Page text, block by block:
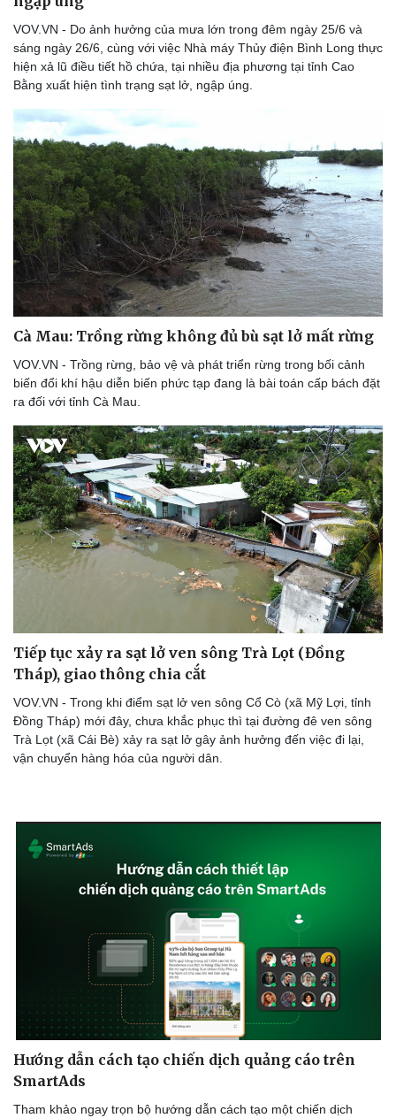
Thế giới thể thao
eSports
Hậu trường
VOV.VN - Do ảnh hưởng của mưa lớn trong đêm ngày 25/6 và
sáng ngày 26/6, cùng với việc Nhà máy Thủy điện Bình Long thực
hiện xả lũ điều tiết hồ chứa, tại nhiều địa phương tại tỉnh Cao
Bằng xuất hiện tình trạng sạt lở, ngập úng.
Cà Mau: Trồng rừng không đủ bù sạt lở mất rừng
VOV.VN - Trồng rừng, bảo vệ và phát triển rừng trong bối cảnh
biến đổi khí hậu diễn biến phức tạp đang là bài toán cấp bách đặt
ra đối với tỉnh Cà Mau.
Tiếp tục xảy ra sạt lở ven sông Trà Lọt (Đồng
Tháp), giao thông chia cắt
VOV.VN - Trong khi điểm sạt lở ven sông Cổ Cò (xã Mỹ Lợi, tỉnh
Đồng Tháp) mới đây, chưa khắc phục thì tại đường đê ven sông
Trà Lọt (xã Cái Bè) xảy ra sạt lở gây ảnh hưởng đến việc đi lại,
vận chuyển hàng hóa của người dân.
Hướng dẫn cách tạo chiến dịch quảng cáo trên
SmartAds
Tham khảo ngay trọn bộ hướng dẫn cách tạo một chiến dịch